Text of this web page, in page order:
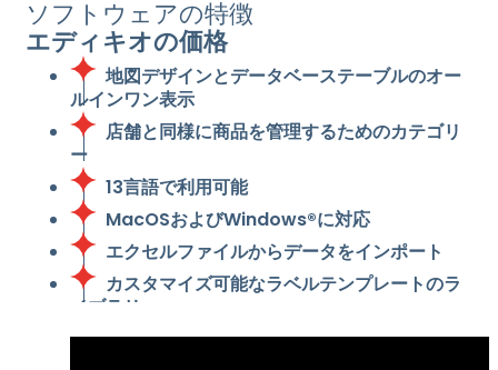
ソフトウェアの特徴
エディキオの価格
地図デザインとデータベーステーブルのオー
ルインワン表示
店舗と同様に商品を管理するためのカテゴリ
ー
13言語で利用可能
MacOSおよびWindows®に対応
エクセルファイルからデータをインポート
カスタマイズ可能なラベルテンプレートのラ
イブラリ